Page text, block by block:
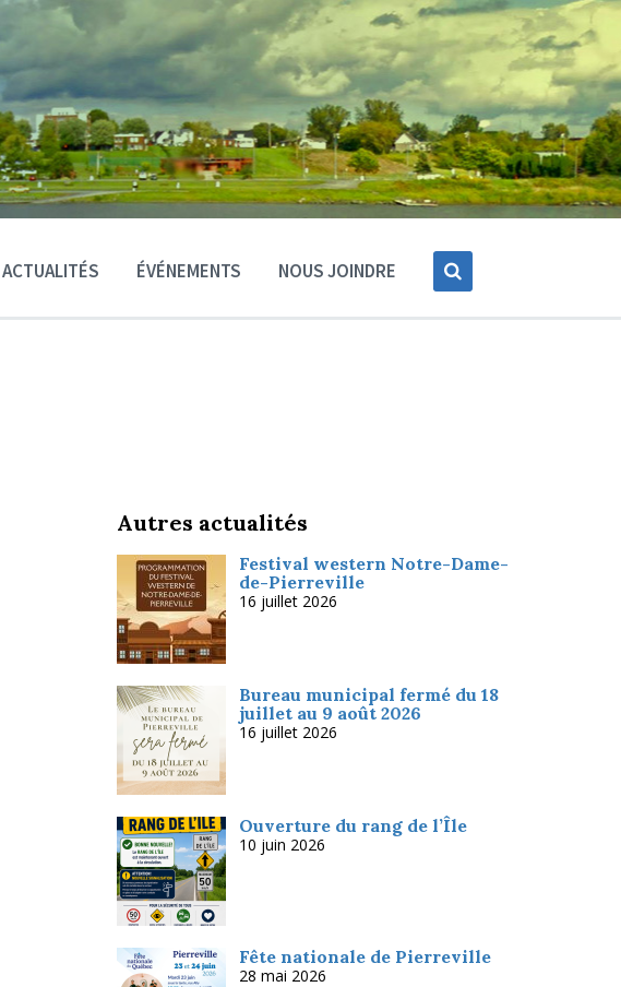
ACTUALITÉS ÉVÉNEMENTS NOUS JOINDRE
Autres actualités
Festival western Notre-Dame-
de-Pierreville
16 juillet 2026
Bureau municipal fermé du 18
juillet au 9 août 2026
16 juillet 2026
Ouverture du rang de l’Île
10 juin 2026
Fête nationale de Pierreville
28 mai 2026